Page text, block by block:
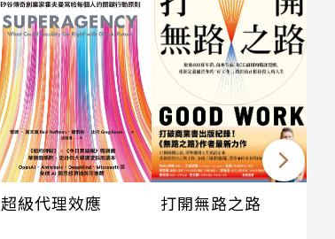
超級代理效應 打開無路之路